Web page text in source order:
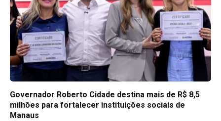
Governador Roberto Cidade destina mais de R$ 8,5
milhões para fortalecer instituições sociais de
Manaus